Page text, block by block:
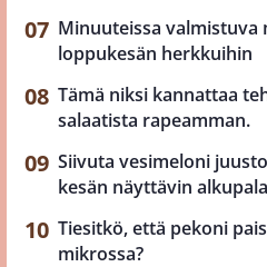
Minuuteissa
loppukesän herkkuihin
Tämä niksi kannattaa
salaatista rapeamman.
Siivuta vesimeloni
kesän näyttävin alkupala
Tiesitkö, että pekoni
mikrossa?